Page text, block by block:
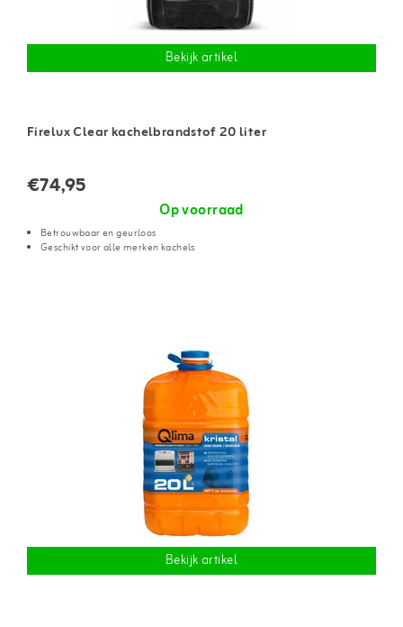
Bekijk artikel
Firelux Clear kachelbrandstof 20 liter
€74,95
Op voorraad
Betrouwbaar en geurloos
Geschikt voor alle merken kachels
Bekijk artikel